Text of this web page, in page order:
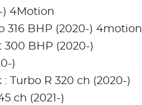
) 4Motion
316 BHP (2020-) 4motion
300 BHP (2020-)
)
Turbo R 320 ch (2020-)
ch (2021-)